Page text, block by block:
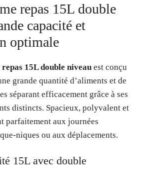
repas 15L double
capacité et
optimale
15L double niveau est conçu
grande quantité d’aliments et de
séparant efficacement grâce à ses
distincts. Spacieux, polyvalent et
parfaitement aux journées
niques ou aux déplacements.
15L avec double